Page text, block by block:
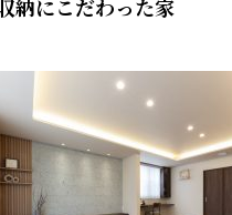
納にこだわった家